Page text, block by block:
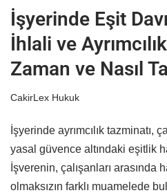
İşyerinde Eşit
İhlali ve
Zaman ve Nasıl
CakirLex Hukuk
İşyerinde ayrımcılık tazminatı,
yasal güvence altındaki eşitlik
İşverenin, çalışanları arasında
olmaksızın farklı muamelede